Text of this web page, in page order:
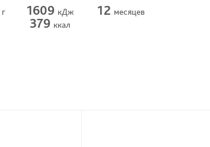
г 1609 кДж
379 ккал
12 месяцев